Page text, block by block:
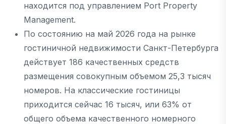
находится под управлением Port Property
Management.
По состоянию на май 2026 года на рынке
гостиничной недвижимости Санкт-Петербурга
действует 186 качественных средств
размещения совокупным объемом 25,3 тысяч
номеров. На классические гостиницы
приходится сейчас 16 тысяч, или 63% от
общего объема качественного номерного